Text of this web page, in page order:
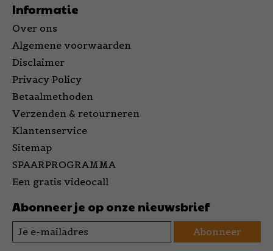
Informatie
Over ons
Algemene voorwaarden
Disclaimer
Privacy Policy
Betaalmethoden
Verzenden & retourneren
Klantenservice
Sitemap
SPAARPROGRAMMA
Een gratis videocall
Abonneer je op onze nieuwsbrief
Abonneer